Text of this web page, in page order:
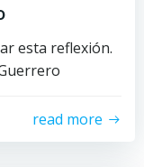
esta reflexión.
read more